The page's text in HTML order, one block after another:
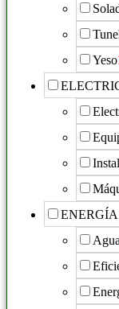
Yeso
Agua